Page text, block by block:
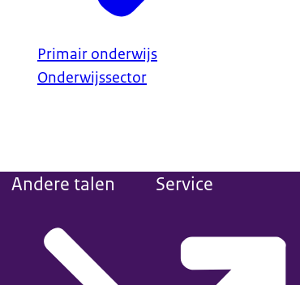
Primair onderwijs
Onderwijssector
Andere talen Service